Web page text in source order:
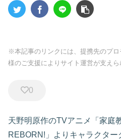
※本記事のリンクには、提携先のプ
様のご支援によりサイト運営が支えら
0
天野明原作のTVアニメ「家庭
REBORN!」よりキャラクタ